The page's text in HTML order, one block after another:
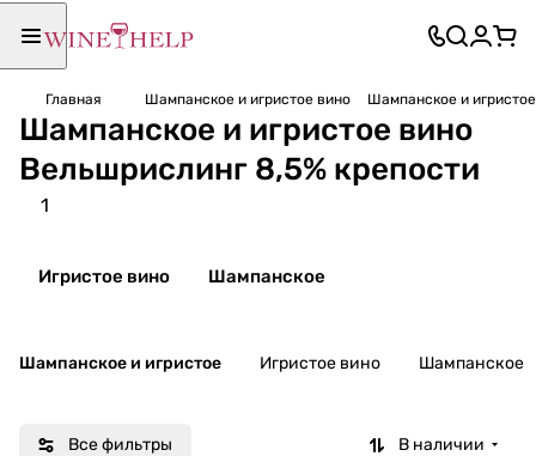
Главная Шампанское и игристое вино Шампанское и
Шампанское и игристое вино
Вельшрислинг 8,5% крепости
1
Игристое вино Шампанское
Шампанское и игристое Игристое вино Шампанское
Все фильтры В наличии